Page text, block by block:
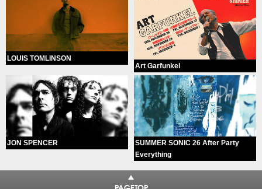
LOUIS TOMLINSON
Art Garfunkel
JON SPENCER
SUMMER SONIC 26 After Party
Everything